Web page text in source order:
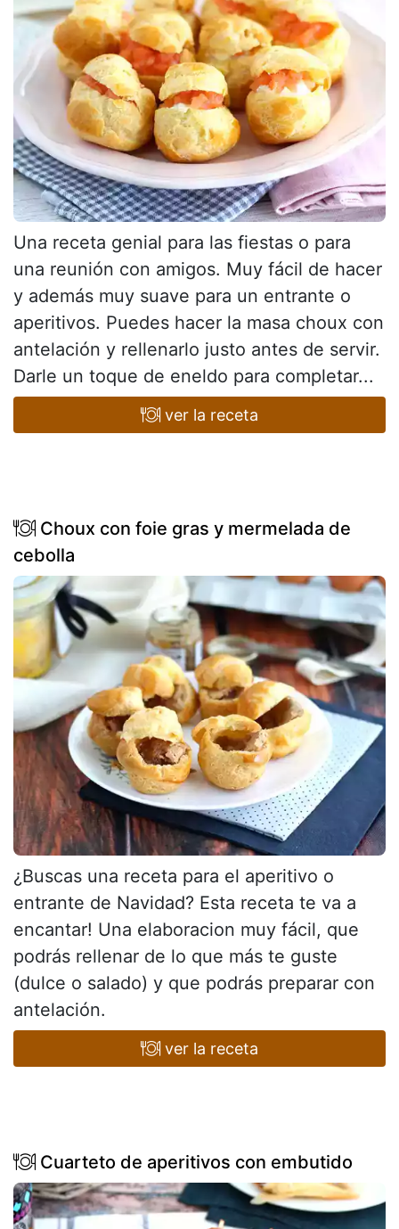
Una receta genial para las fiestas o para
una reunión con amigos. Muy fácil de hacer
y además muy suave para un entrante o
aperitivos. Puedes hacer la masa choux con
antelación y rellenarlo justo antes de servir.
Darle un toque de eneldo para completar...
ver la receta
Choux con foie gras y mermelada de
cebolla
¿Buscas una receta para el aperitivo o
entrante de Navidad? Esta receta te va a
encantar! Una elaboracion muy fácil, que
podrás rellenar de lo que más te guste
(dulce o salado) y que podrás preparar con
antelación.
ver la receta
Cuarteto de aperitivos con embutido